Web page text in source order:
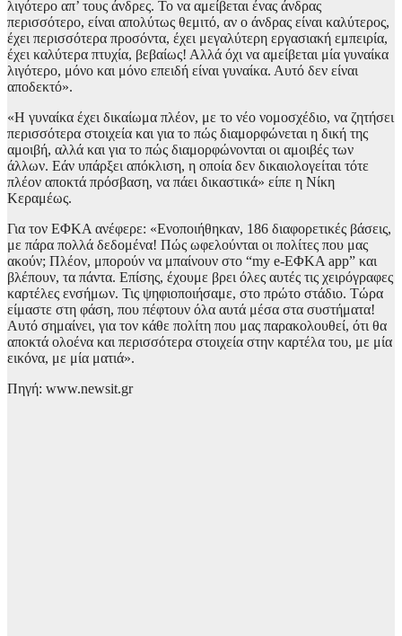
λιγότερο απ’ τους άνδρες. Το να αμείβεται ένας άνδρας
περισσότερο, είναι απολύτως θεμιτό, αν ο άνδρας είναι καλύτερος,
έχει περισσότερα προσόντα, έχει μεγαλύτερη εργασιακή εμπειρία,
έχει καλύτερα πτυχία, βεβαίως! Αλλά όχι να αμείβεται μία γυναίκα
λιγότερο, μόνο και μόνο επειδή είναι γυναίκα. Αυτό δεν είναι
αποδεκτό».
«Η γυναίκα έχει δικαίωμα πλέον, με το νέο νομοσχέδιο, να ζητήσει
περισσότερα στοιχεία και για το πώς διαμορφώνεται η δική της
αμοιβή, αλλά και για το πώς διαμορφώνονται οι αμοιβές των
άλλων. Εάν υπάρξει απόκλιση, η οποία δεν δικαιολογείται τότε
πλέον αποκτά πρόσβαση, να πάει δικαστικά» είπε η Νίκη
Κεραμέως.
Για τον ΕΦΚΑ ανέφερε: «Ενοποιήθηκαν, 186 διαφορετικές βάσεις,
με πάρα πολλά δεδομένα! Πώς ωφελούνται οι πολίτες που μας
ακούν; Πλέον, μπορούν να μπαίνουν στο “my e-ΕΦΚΑ app” και
βλέπουν, τα πάντα. Επίσης, έχουμε βρει όλες αυτές τις χειρόγραφες
καρτέλες ενσήμων. Τις ψηφιοποιήσαμε, στο πρώτο στάδιο. Τώρα
είμαστε στη φάση, που πέφτουν όλα αυτά μέσα στα συστήματα!
Αυτό σημαίνει, για τον κάθε πολίτη που μας παρακολουθεί, ότι θα
αποκτά ολοένα και περισσότερα στοιχεία στην καρτέλα του, με μία
εικόνα, με μία ματιά».
Πηγή: www.newsit.gr